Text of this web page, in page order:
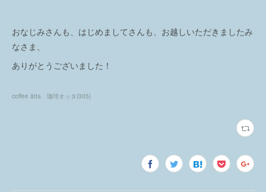
おなじみさんも、はじめましてさんも、お越しいただきましたみ
なさま、
ありがとうございました！
coffee åtta 珈琲オッタ (305)